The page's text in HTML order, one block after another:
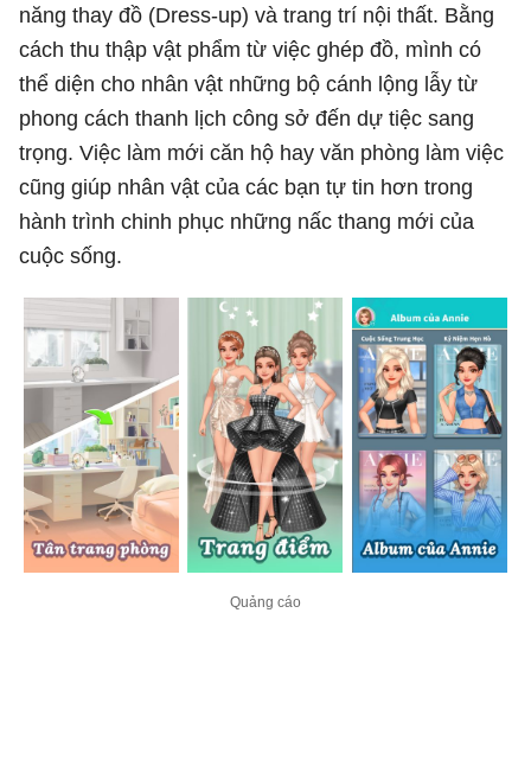
năng thay đồ (Dress-up) và trang trí nội thất. Bằng
cách thu thập vật phẩm từ việc ghép đồ, mình có
thể diện cho nhân vật những bộ cánh lộng lẫy từ
phong cách thanh lịch công sở đến dự tiệc sang
trọng. Việc làm mới căn hộ hay văn phòng làm việc
cũng giúp nhân vật của các bạn tự tin hơn trong
hành trình chinh phục những nấc thang mới của
cuộc sống.